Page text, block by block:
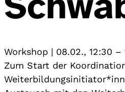
Workshop | 08.02., 12:30 –
Zum Start der